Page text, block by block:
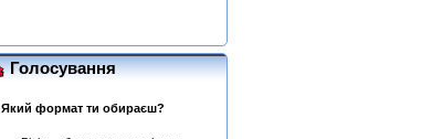
Голосування
Який формат ти обираєш?